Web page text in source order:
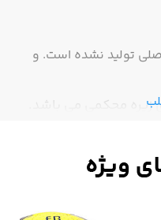
تولید نشده است. و
زیره محکمی می باشد.
بندی